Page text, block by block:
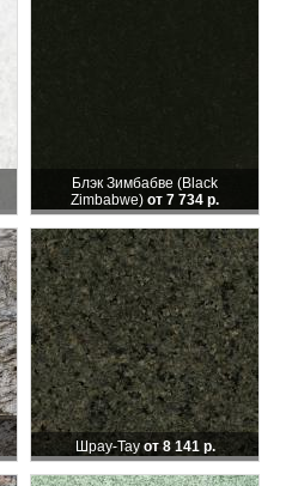
Блэк Зимбабве (Black
Zimbabwe) от 7 734 р.
Шрау-Тау от 8 141 р.